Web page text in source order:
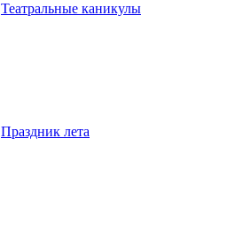
Театральные каникулы
Праздник лета